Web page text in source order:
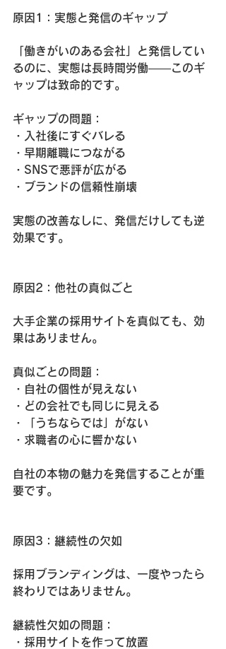
原因1：実態と発信のギャップ
「働きがいのある会社」と発信してい
るのに、実態は長時間労働——このギ
ャップは致命的です。
ギャップの問題：
・入社後にすぐバレる
・早期離職につながる
・SNSで悪評が広がる
・ブランドの信頼性崩壊
実態の改善なしに、発信だけしても逆
効果です。
原因2：他社の真似ごと
大手企業の採用サイトを真似ても、効
果はありません。
真似ごとの問題：
・自社の個性が見えない
・どの会社でも同じに見える
・「うちならでは」がない
・求職者の心に響かない
自社の本物の魅力を発信することが重
要です。
原因3：継続性の欠如
採用ブランディングは、一度やったら
終わりではありません。
継続性欠如の問題：
・採用サイトを作って放置